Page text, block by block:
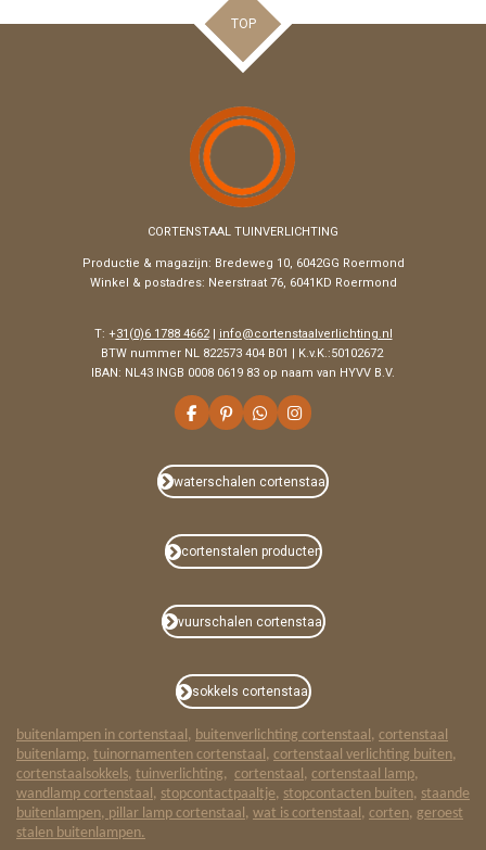
TOP
CORTENSTAAL TUINVERLICHTING
Productie & magazijn: Bredeweg 10, 6042GG Roermond
Winkel & postadres: Neerstraat 76, 6041KD Roermond
T: +31(0)6 1788 4662|
info@cortenstaalverlichting.nl
BTW nummer NL 822573 404 B01 | K.v.K.:50102672
IBAN: NL43 INGB 0008 0619 83 op naam van HYVV B.V.
F
a
e
b
o
P
i
t
e
r
t
W
h
t
s
A
I
n
t
a
g
m
waterschalen cortenstaal
cortenstalen producten
vuurschalen cortenstaal
sokkels cortenstaal
buitenlampen in cortenstaal, buitenverlichting cortenstaal, cortenstaal
buitenlamp, tuinornamenten cortenstaal, cortenstaal verlichting buiten,
cortenstaalsokkels, tuinverlichting, cortenstaal, cortenstaal lamp,
wandlamp cortenstaal, stopcontactpaaltje, stopcontacten buiten, staande
buitenlampen, pillar lamp cortenstaal, wat is cortenstaal, corten, geroest
stalen buitenlampen.